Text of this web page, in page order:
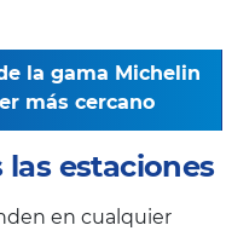
la gama Michelin
más cercano
estaciones
en cualquier